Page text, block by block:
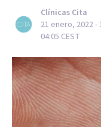
Clínicas Cita
21 enero, 2022 -
04:05 CEST